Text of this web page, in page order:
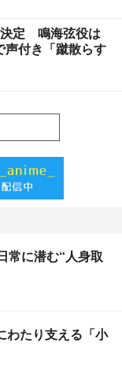
決定 鳴海弦役は
声付き「蹴散らす
常に潜む“人身取
わたり支える「小